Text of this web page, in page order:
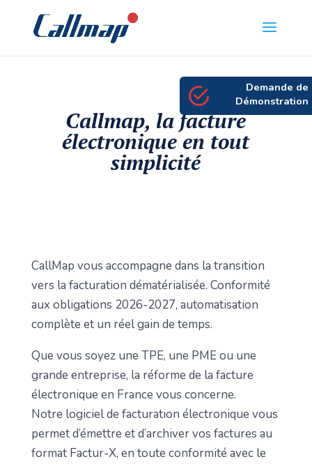
Callmap, la facture
électronique en tout
simplicité
CallMap vous accompagne dans la transition
vers la facturation dématérialisée. Conformité
aux obligations 2026-2027, automatisation
complète et un réel gain de temps.
Que vous soyez une TPE, une PME ou une
grande entreprise, la réforme de la facture
électronique en France vous concerne.
Notre logiciel de facturation électronique vous
permet d’émettre et d’archiver vos factures au
format Factur-X, en toute conformité avec le
Demande de
Démonstration